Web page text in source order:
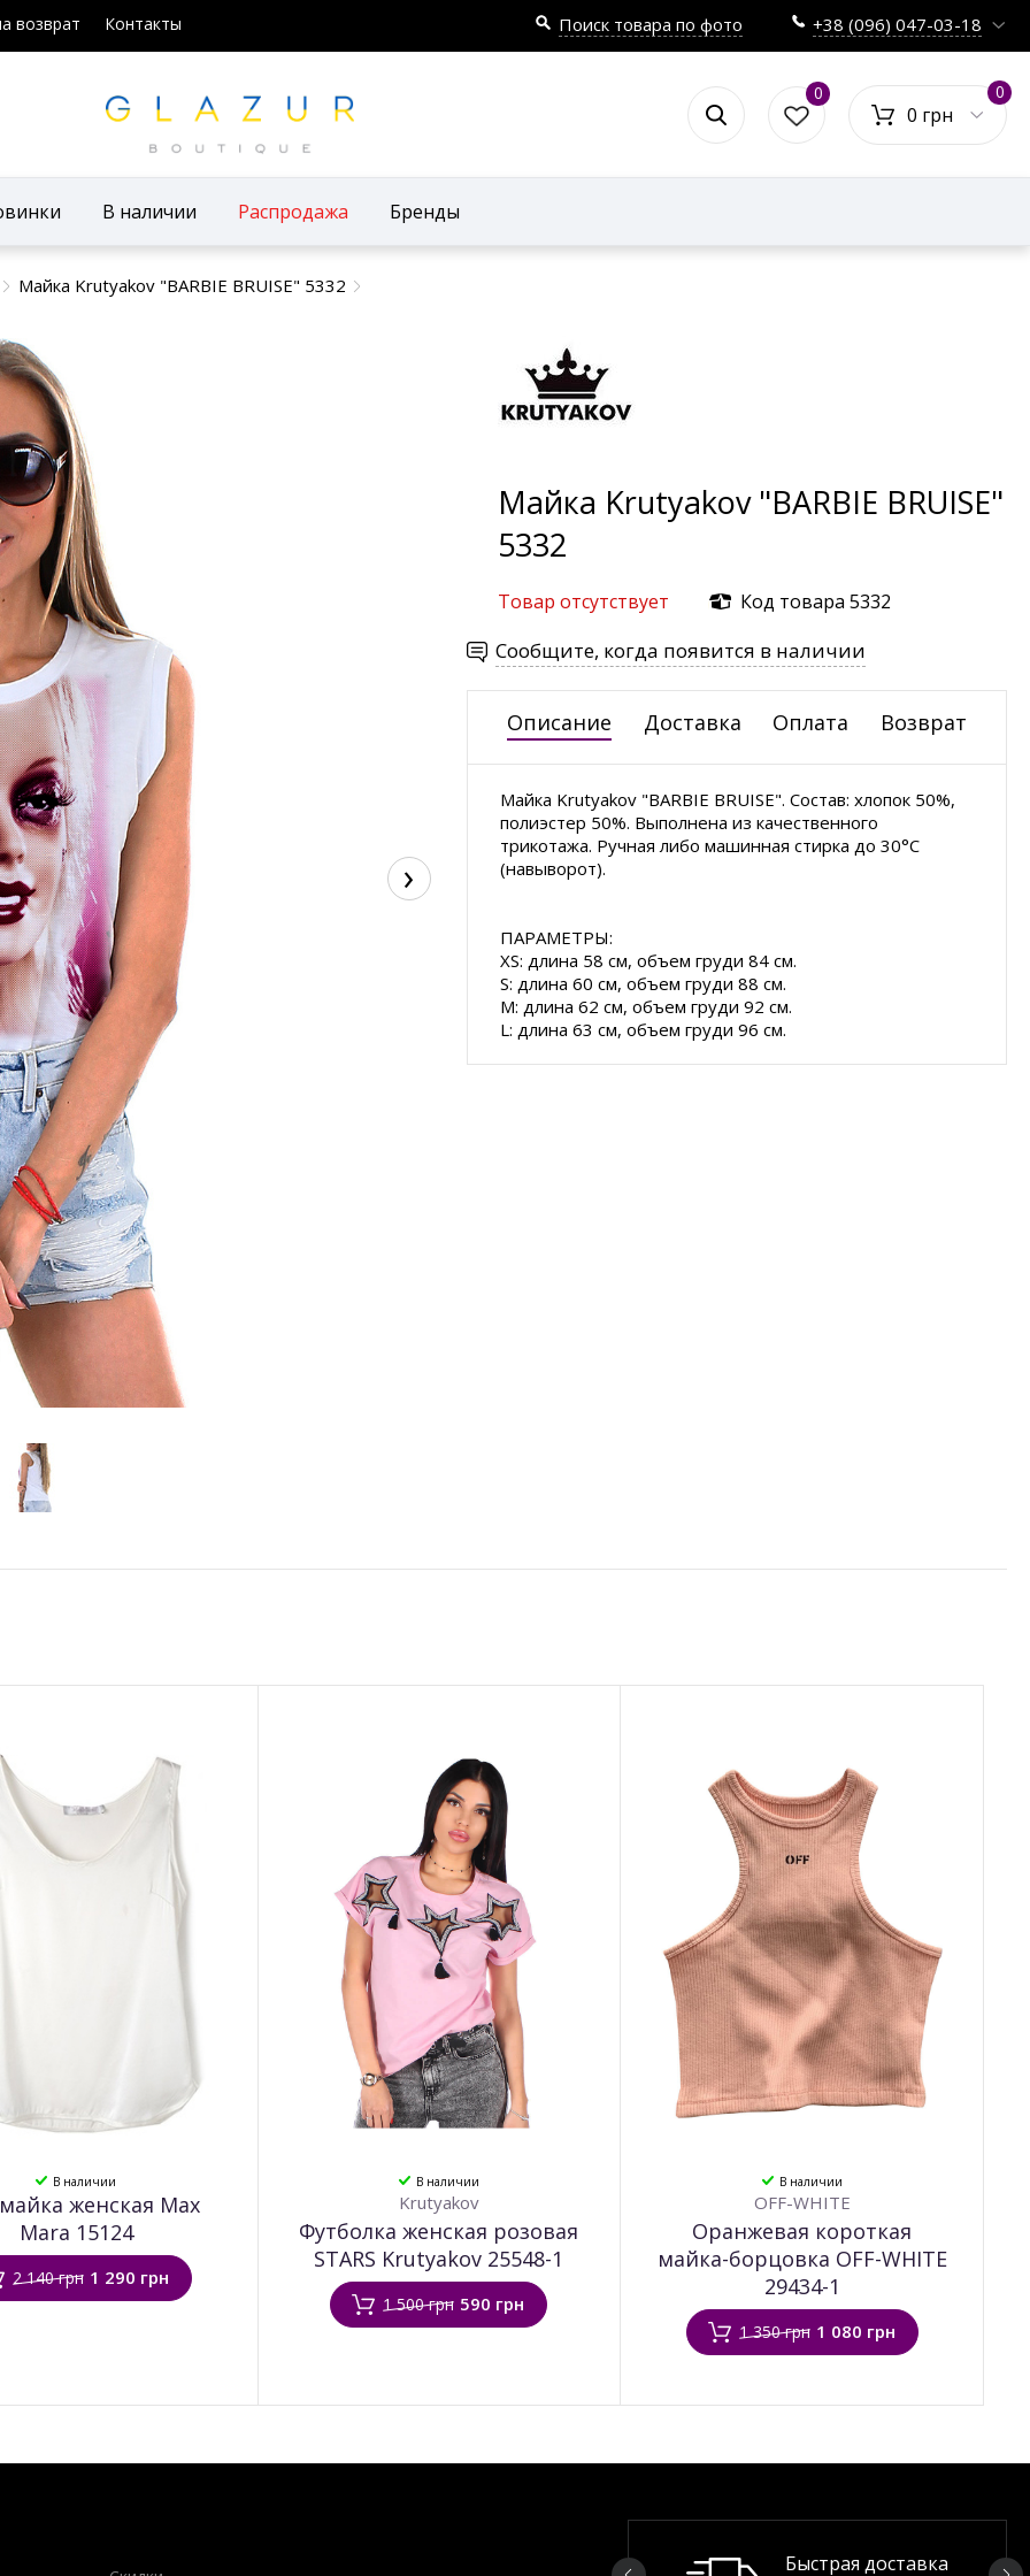
возврат Контакты Поиск товара по фото +38 (096) 047-03-18
В наличии Распродажа Бренды
0
0 грн
0
Майка Krutyakov "BARBIE BRUISE" 5332
›
Майка Krutyakov "BARBIE BRUISE"
5332
Товар отсутствует Код товара 5332
Сообщите, когда появится в наличии
Описание Доставка Оплата Возврат
Майка Krutyakov "BARBIE BRUISE". Состав: хлопок 50%,
полиэстер 50%. Выполнена из качественного
трикотажа. Ручная либо машинная стирка до 30°С
(навыворот).
ПАРАМЕТРЫ:
XS: длина 58 см, объем груди 84 см.
S: длина 60 см, объем груди 88 см.
М: длина 62 см, объем груди 92 см.
L: длина 63 см, объем груди 96 см.
В наличии
женская Max
Mara 15124
2 140 грн 1 290 грн
В наличии
Krutyakov
Футболка женская розовая
STARS Krutyakov 25548-1
1 500 грн 590 грн
В наличии
OFF-WHITE
Оранжевая короткая
майка-борцовка OFF-WHITE
29434-1
1 350 грн 1 080 грн
Быстрая доставка